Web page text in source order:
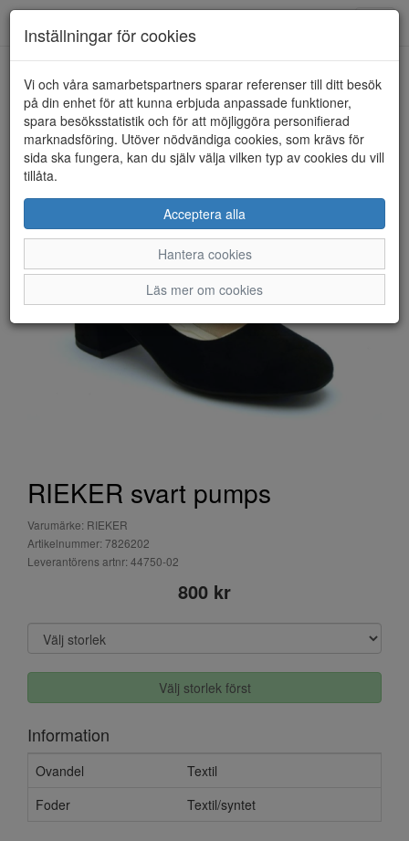
HEM RIEKER
RIEKER svart pumps
Varumärke: RIEKER
Artikelnummer: 7826202
Leverantörens artnr: 44750-02
800 kr
Välj storlek först
Information
Ovandel
Textil
Foder
Textil/syntet
Inställningar för cookies
Vi och våra samarbetspartners sparar referenser till ditt besök
på din enhet för att kunna erbjuda anpassade funktioner,
spara besöksstatistik och för att möjliggöra personifierad
marknadsföring. Utöver nödvändiga cookies, som krävs för
sida ska fungera, kan du själv välja vilken typ av cookies du vill
tillåta.
Acceptera alla
Hantera cookies
Läs mer om cookies